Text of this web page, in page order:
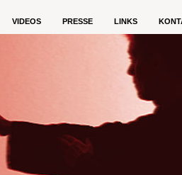
VIDEOS PRESSE LINKS